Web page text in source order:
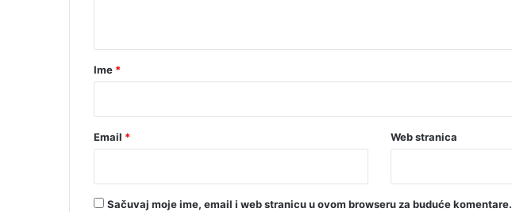
r
Ime *
Email * Web stranica
Sačuvaj moje ime, email i web stranicu u ovom browseru za buduće komentare.